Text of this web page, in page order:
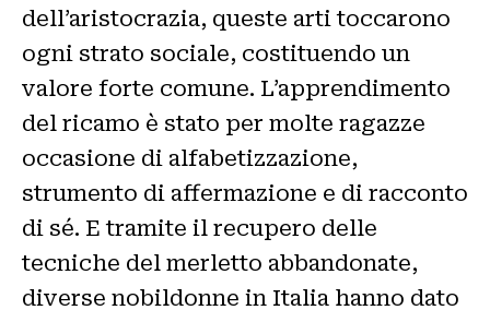
dell’aristocrazia, queste arti toccarono
ogni strato sociale, costituendo un
valore forte comune. L’apprendimento
del ricamo è stato per molte ragazze
occasione di alfabetizzazione,
strumento di affermazione e di racconto
di sé. E tramite il recupero delle
tecniche del merletto abbandonate,
diverse nobildonne in Italia hanno dato